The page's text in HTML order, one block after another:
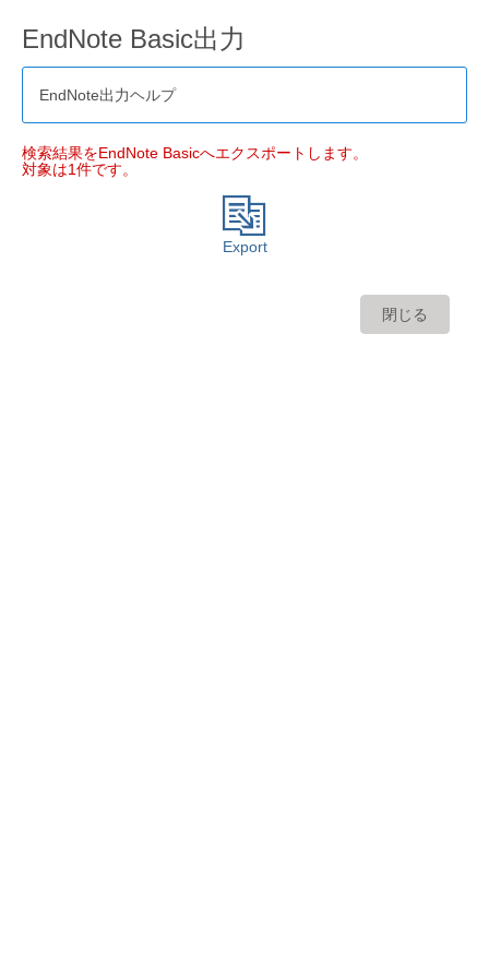
EndNote Basic出力
EndNote出力ヘルプ
検索結果をEndNote Basicへエクスポートします。
対象は1件です。
Export